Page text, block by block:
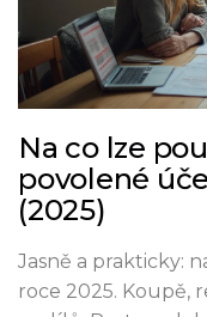
Na co lze
povolené
(2025)
Jasně a prakticky:
roce 2025. Koupě,